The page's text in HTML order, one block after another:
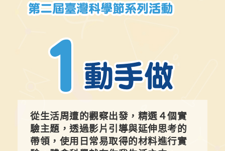
從生活周遭的觀察出發，精選４個實
驗主題，透過影片引導與延伸思考的
帶領，使用日常易取得的材料進行實